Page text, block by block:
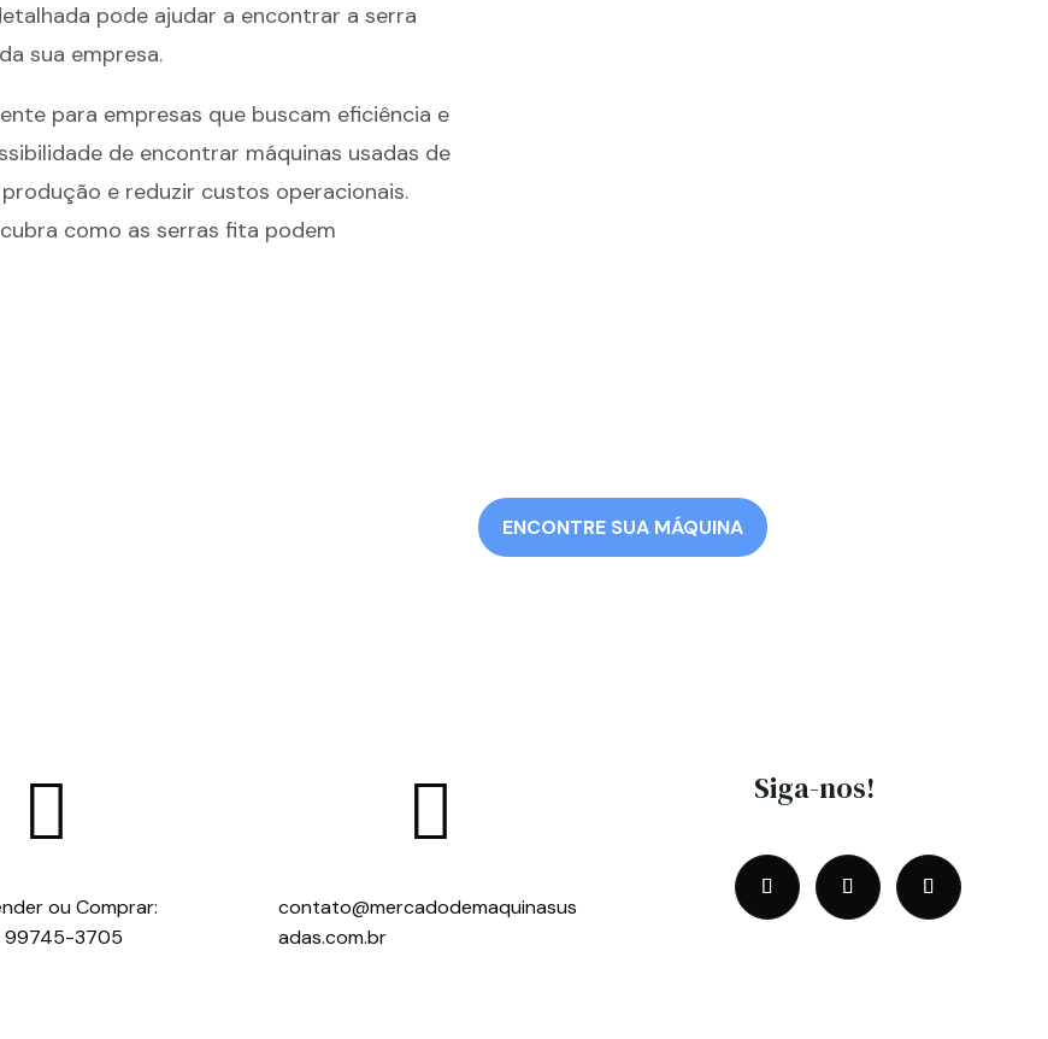
pode ajudar a encontrar a serra
sua empresa.
para empresas que buscam eficiência e
de encontrar máquinas usadas de
e reduzir custos operacionais.
como as serras fita podem
ENCONTRE SUA MÁQUINA

ou Comprar:
99745-3705

contato@mercadodemaquinasus
adas.com.br
Siga-nos!